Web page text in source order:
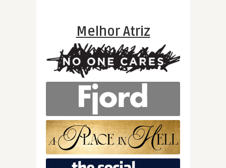
Melhor Atriz